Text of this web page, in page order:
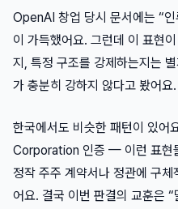
OpenAI 창업 당시 문서에는 “
이 가득했어요. 그런데 이 표현
지, 특정 구조를 강제하는지는
가 충분히 강하지 않다고 봤어요.
한국에서도 비슷한 패턴이 있어
Corporation 인증 — 이런 표현
정작 주주 계약서나 정관에 구
어요. 결국 이번 판결의 교훈은